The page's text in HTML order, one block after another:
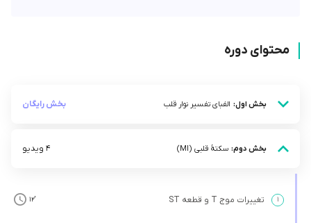
محتوای دوره
بخش اول: الفبای تفسیر نوار قلب بخش رایگان
بخش دوم: سکتۀ قلبی (MI) 4 ویدیو
۱ تغییرات موج T و قطعه ST ’12